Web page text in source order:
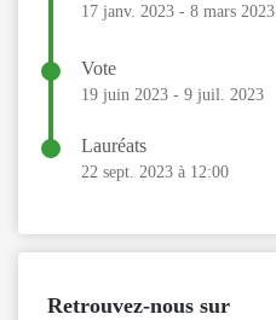
17 janv. 2023 - 8 mars 2023
Vote
19 juin 2023 - 9 juil. 2023
Lauréats
22 sept. 2023 à 12:00
Retrouvez-nous sur